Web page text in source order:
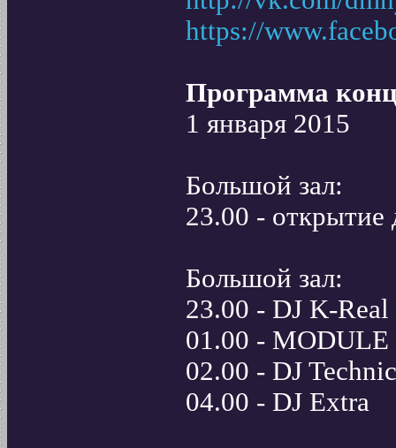
https://
Программа
1 января 2015
Большой зал:
23.00 - открытие
Большой зал:
23.00 - DJ K-Real
01.00 - MODULE
02.00 - DJ Technic
04.00 - DJ Extra